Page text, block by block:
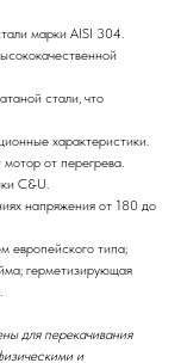
марки AISI 304.
стали, что
характеристики.
от перегрева.
C&U.
напряжения от 180 до
европейского типа;
герметизирующая
для перекачивания
и